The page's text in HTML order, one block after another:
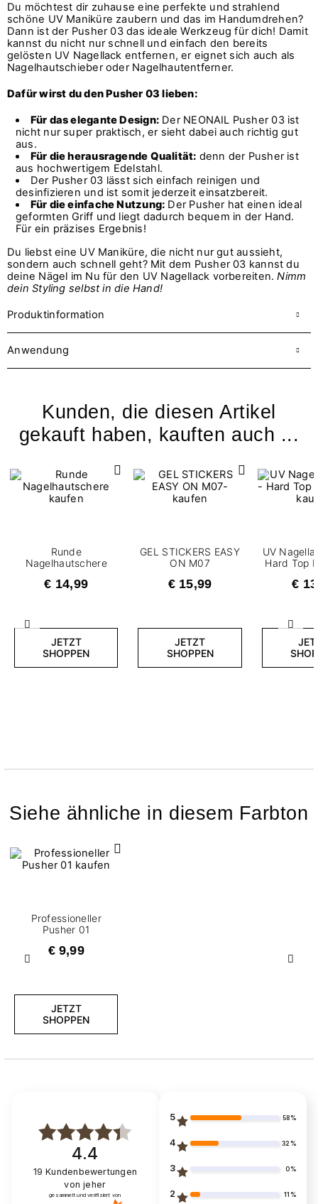
Du möchtest dir zuhause eine perfekte und strahlend
schöne UV Maniküre zaubern und das im Handumdrehen?
Dann ist der Pusher 03 das ideale Werkzeug für dich! Damit
kannst du nicht nur schnell und einfach den bereits
gelösten UV Nagellack entfernen, er eignet sich auch als
Nagelhautschieber oder Nagelhautentferner.
Dafür wirst du den Pusher 03 lieben:
Für das elegante Design:Der NEONAIL Pusher 03 ist
nicht nur super praktisch, er sieht dabei auch richtig gut
aus.
Für die herausragende Qualität: denn der Pusher ist
aus hochwertigem Edelstahl.
Der Pusher 03 lässt sich einfach reinigen und
desinfizieren und ist somit jederzeit einsatzbereit.
Für die einfache Nutzung: Der Pusher hat einen ideal
geformten Griff und liegt dadurch bequem in der Hand.
Für ein präzises Ergebnis!
Du liebst eine UV Maniküre, die nicht nur gut aussieht,
sondern auch schnell geht? Mit dem Pusher 03 kannst du
deine Nägel im Nu für den UV Nagellack vorbereiten.Nimm
dein Styling selbst in die Hand!
Produktinformation
Anwendung
Kunden, die diesen Artikel
gekauft haben, kauften auch ...
Zurück
Runde
Nagelhautschere
€ 14,99
JETZT
SHOPPEN
GEL STICKERS EASY
ON M07
€ 15,99
JETZT
SHOPPEN
UV
Hard Top
€
Siehe ähnliche in diesem Farbton
Zurück
Professioneller
Pusher 01
€ 9,99
JETZT
SHOPPEN
4.4
19 Kundenbewertungen
von jeher
gesammelt und verifiziert von
5 58%
4 32%
3 0%
2 11%